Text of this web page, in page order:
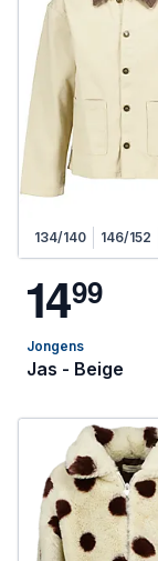
134/140 146/152
1499
Jongens
Jas - Beige